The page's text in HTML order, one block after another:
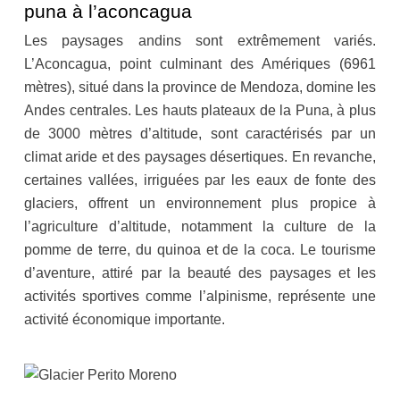
puna à l’aconcagua
Les paysages andins sont extrêmement variés.
L’Aconcagua, point culminant des Amériques (6961
mètres), situé dans la province de Mendoza, domine les
Andes centrales. Les hauts plateaux de la Puna, à plus
de 3000 mètres d’altitude, sont caractérisés par un
climat aride et des paysages désertiques. En revanche,
certaines vallées, irriguées par les eaux de fonte des
glaciers, offrent un environnement plus propice à
l’agriculture d’altitude, notamment la culture de la
pomme de terre, du quinoa et de la coca. Le tourisme
d’aventure, attiré par la beauté des paysages et les
activités sportives comme l’alpinisme, représente une
activité économique importante.